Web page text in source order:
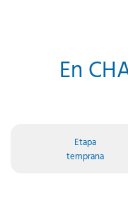
En
Etapa
temprana